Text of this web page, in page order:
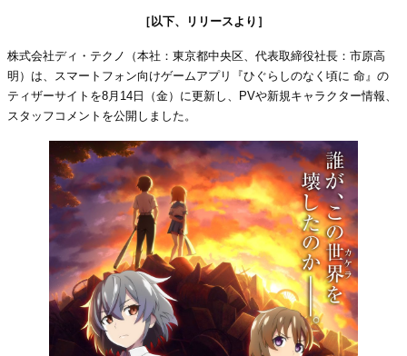
［以下、リリースより］
株式会社ディ・テクノ（本社：東京都中央区、代表取締役社長：市原高
明）は、スマートフォン向けゲームアプリ『ひぐらしのなく頃に 命』の
ティザーサイトを8月14日（金）に更新し、PVや新規キャラクター情報、
スタッフコメントを公開しました。